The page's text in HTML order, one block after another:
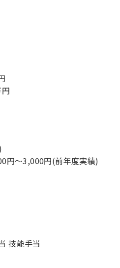
円～3,000円(前年度実績)
技能手当